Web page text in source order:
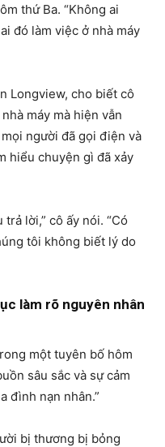
thứ Ba. “Không ai
đó làm việc ở nhà máy
Longview, cho biết cô
máy mà hiện vẫn
người đã gọi điện và
hiểu chuyện gì đã xảy
lời,” cô ấy nói. “Có
tôi không biết lý do
làm rõ nguyên nhân
một tuyên bố hôm
sâu sắc và sự cảm
đình nạn nhân.”
bị thương bị bỏng